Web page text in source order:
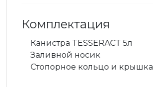
Комплектация
Канистра TESSERACT 5л
Заливной носик
Стопорное кольцо и крышка